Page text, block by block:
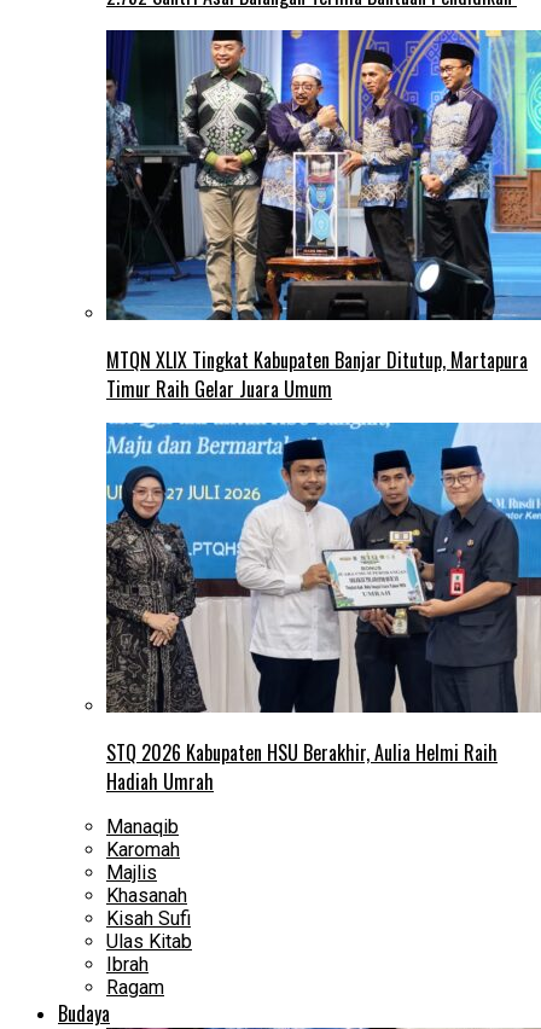
MTQN XLIX Tingkat Kabupaten Banjar Ditutup, Martapura
Timur Raih Gelar Juara Umum
STQ 2026 Kabupaten HSU Berakhir, Aulia Helmi Raih
Hadiah Umrah
Manaqib
Karomah
Majlis
Khasanah
Kisah Sufi
Ulas Kitab
Ibrah
Ragam
Budaya